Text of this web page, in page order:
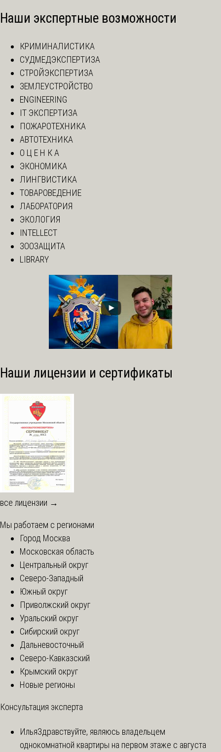
Наши экспертные возможности
КРИМИНАЛИСТИКА
СУДМЕДЭКСПЕРТИЗА
СТРОЙЭКСПЕРТИЗА
ЗЕМЛЕУСТРОЙСТВО
ENGINEERING
IT ЭКСПЕРТИЗА
ПОЖАРОТЕХНИКА
АВТОТЕХНИКА
О Ц Е Н К А
ЭКОНОМИКА
ЛИНГВИСТИКА
ТОВАРОВЕДЕНИЕ
ЛАБОРАТОРИЯ
ЭКОЛОГИЯ
INTELLECT
ЗООЗАЩИТА
LIBRARY
Наши лицензии и сертификаты
все лицензии →
Мы работаем с регионами
Город Москва
Московская область
Центральный округ
Северо-Западный
Южный округ
Приволжский округ
Уральский округ
Сибирский округ
Дальневосточный
Северо-Кавказский
Крымский округ
Новые регионы
Консультация эксперта
ИльяЗдравствуйте, являюсь владельцем
однокомнатной квартиры на первом этаже с августа